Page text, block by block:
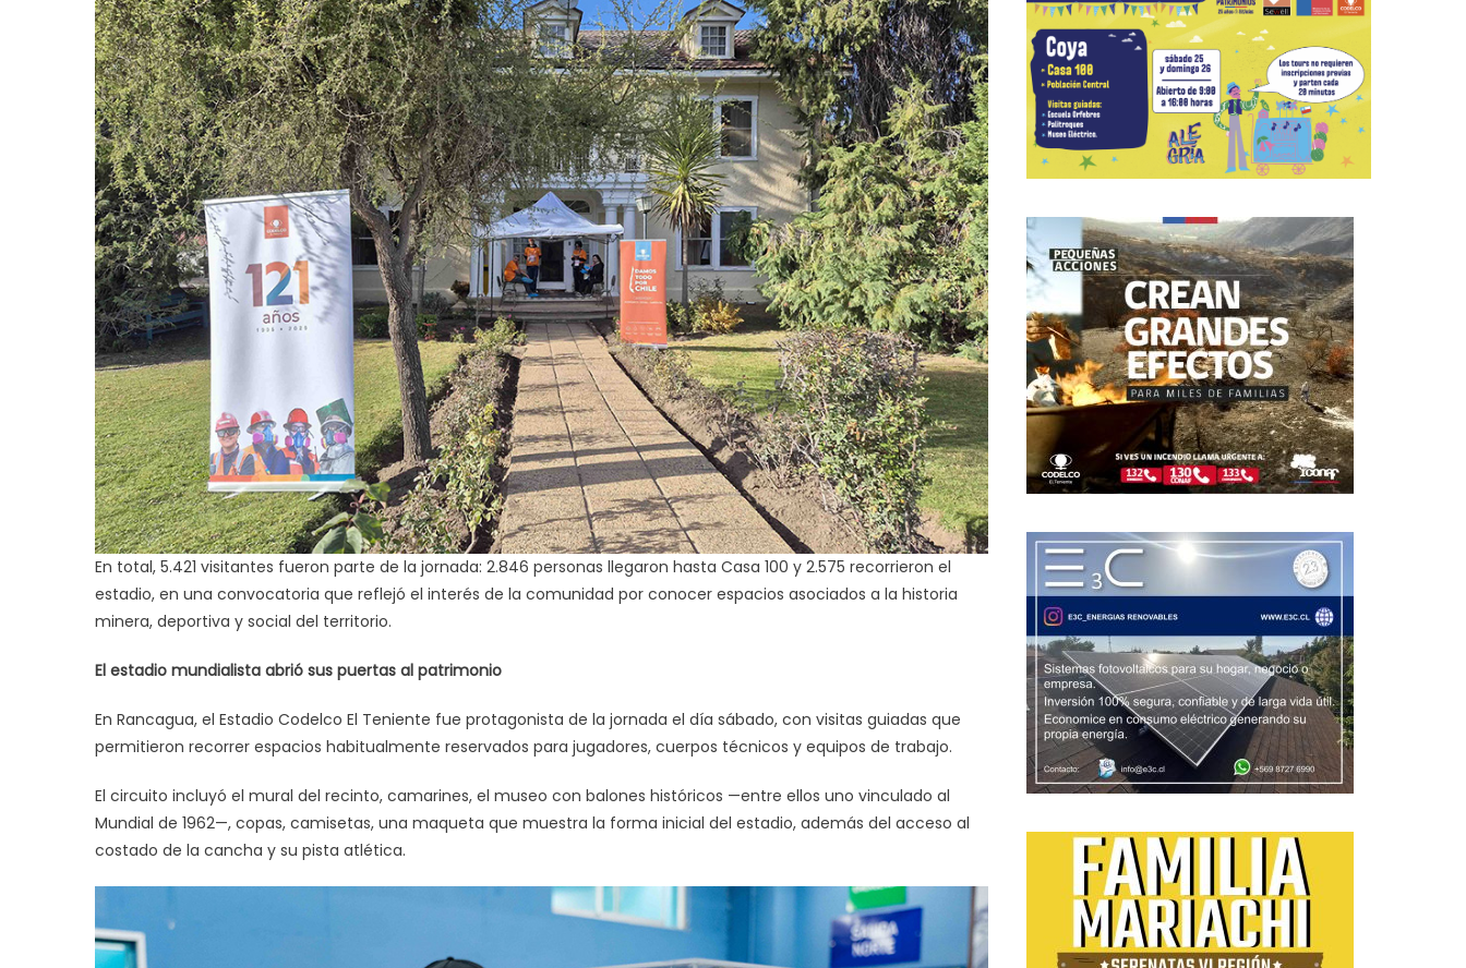
En total, 5.421 visitantes fueron parte de la jornada: 2.846 personas llegaron hasta Casa 100 y 2.575 recorrieron el
estadio, en una convocatoria que reflejó el interés de la comunidad por conocer espacios asociados a la historia
minera, deportiva y social del territorio.
El estadio mundialista abrió sus puertas al patrimonio
En Rancagua, el Estadio Codelco El Teniente fue protagonista de la jornada el día sábado, con visitas guiadas que
permitieron recorrer espacios habitualmente reservados para jugadores, cuerpos técnicos y equipos de trabajo.
El circuito incluyó el mural del recinto, camarines, el museo con balones históricos —entre ellos uno vinculado al
Mundial de 1962—, copas, camisetas, una maqueta que muestra la forma inicial del estadio, además del acceso al
costado de la cancha y su pista atlética.